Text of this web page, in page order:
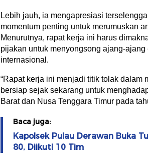
Lebih jauh, ia mengapresiasi
momentum penting untuk merumuskan
Menurutnya, rapat kerja ini harus
pijakan untuk menyongsong ajang-
internasional.
“Rapat kerja ini menjadi titik tolak
bersiap sejak sekarang untuk
Barat dan Nusa Tenggara Timur pada
Baca juga:
Kapolsek Pulau Derawan Buka
80, Diikuti 10 Tim